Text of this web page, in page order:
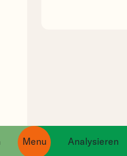
Menu Analysieren
ingredients
products
brands